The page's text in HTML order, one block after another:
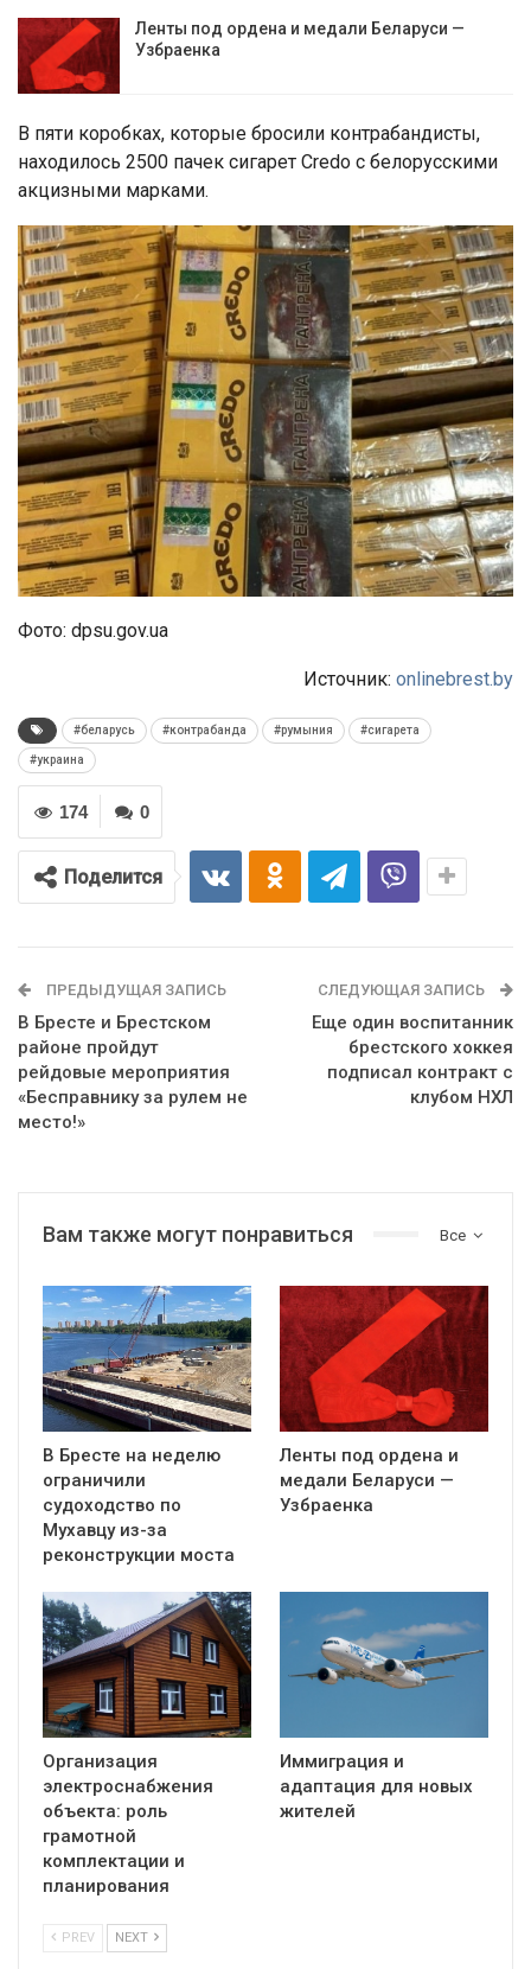
Ленты под ордена и медали Беларуси —
Узбраенка
В пяти коробках, которые бросили контрабандисты,
находилось 2500 пачек сигарет Credo с белорусскими
акцизными марками.
Фото: dpsu.gov.ua
Источник: onlinebrest.by
#беларусь #контрабанда #румыния #сигарета
#украина
0
174
Поделится
ПРЕДЫДУЩАЯ ЗАПИСЬ
В Бресте и Брестском
районе пройдут
рейдовые мероприятия
«Бесправнику за рулем не
место!»
СЛЕДУЮЩАЯ ЗАПИСЬ
Еще один воспитанник
брестского хоккея
подписал контракт с
клубом НХЛ
Все
Вам также могут понравиться
В Бресте на неделю
ограничили
судоходство по
Мухавцу из-за
реконструкции моста
Ленты под ордена и
медали Беларуси —
Узбраенка
Организация
электроснабжения
объекта: роль
грамотной
комплектации и
планирования
Иммиграция и
адаптация для новых
жителей
PREV NEXT